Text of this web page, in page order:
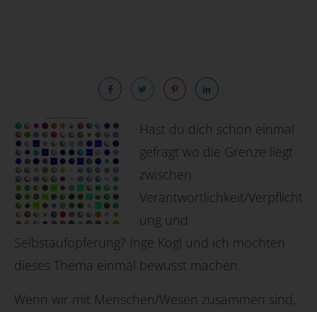
Hast du dich schon einmal
gefragt wo die Grenze liegt
zwischen
Verantwortlichkeit/Verpflicht
ung und
Selbstaufopferung? Inge Kögl und ich möchten
dieses Thema einmal bewusst machen.
Wenn wir mit Menschen/Wesen zusammen sind,